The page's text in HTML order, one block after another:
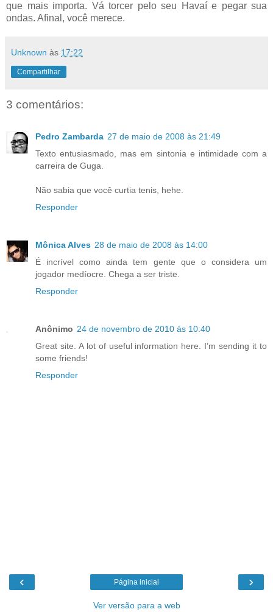
que mais importa. Vá torcer pelo seu Havaí e pegar sua
ondas. Afinal, você merece.
Unknown às 17:22
Compartilhar
3 comentários:
Pedro Zambarda 27 de maio de 2008 às 21:49
Texto entusiasmado, mas em sintonia e intimidade com a
carreira de Guga.
Não sabia que você curtia tenis, hehe.
Responder
Mônica Alves 28 de maio de 2008 às 14:00
É incrível como ainda tem gente que o considera um
jogador medíocre. Chega a ser triste.
Responder
Anônimo 24 de novembro de 2010 às 10:40
Great site. A lot of useful information here. I’m sending it to
some friends!
Responder
‹ ›
Página inicial
Ver versão para a web